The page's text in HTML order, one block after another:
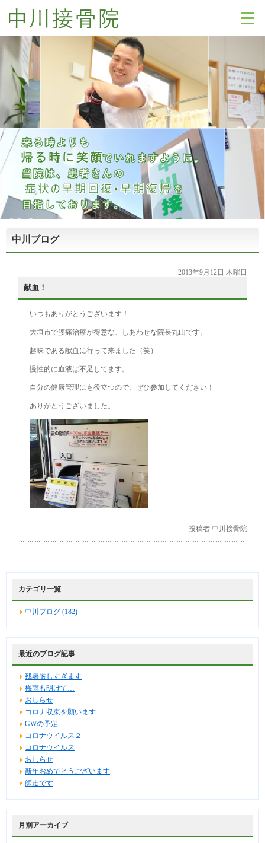
中川ブログ
2013年9月12日 木曜日
献血！
いつもありがとうございます！
大垣市で腰痛治療が得意な、しあわせな院長丸山です。
趣味である献血に行って来ました（笑）
慢性的に血液は不足してます。
自分の健康管理にも役立つので、ぜひ参加してください！
ありがとうございました。
投稿者 中川接骨院
カテゴリ一覧
中川ブログ (182)
最近のブログ記事
残暑厳しすぎます
梅雨も明けて…
おしらせ
コロナ収束を願います
GWの予定
コロナウイルス２
コロナウイルス
おしらせ
新年おめでとうございます
師走です
月別アーカイブ